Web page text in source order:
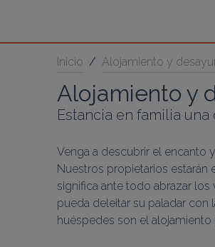
Inicio / Alojamiento y
Alojamiento y
Estancia en familia una
Venga a descubrir el encanto
Nuestros propietarios estarán
significa ante todo abrazar
pueda deleitar su paladar con
huéspedes son el alojamiento